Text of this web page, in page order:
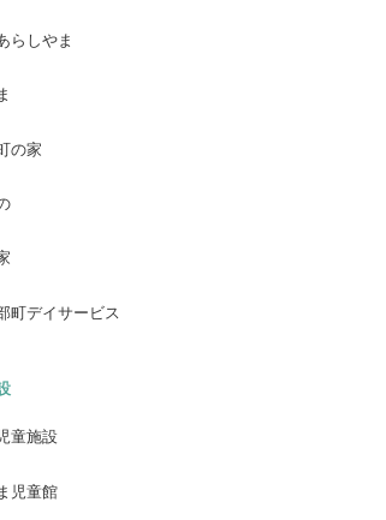
らしやま
の家
町デイサービス
童施設
児童館